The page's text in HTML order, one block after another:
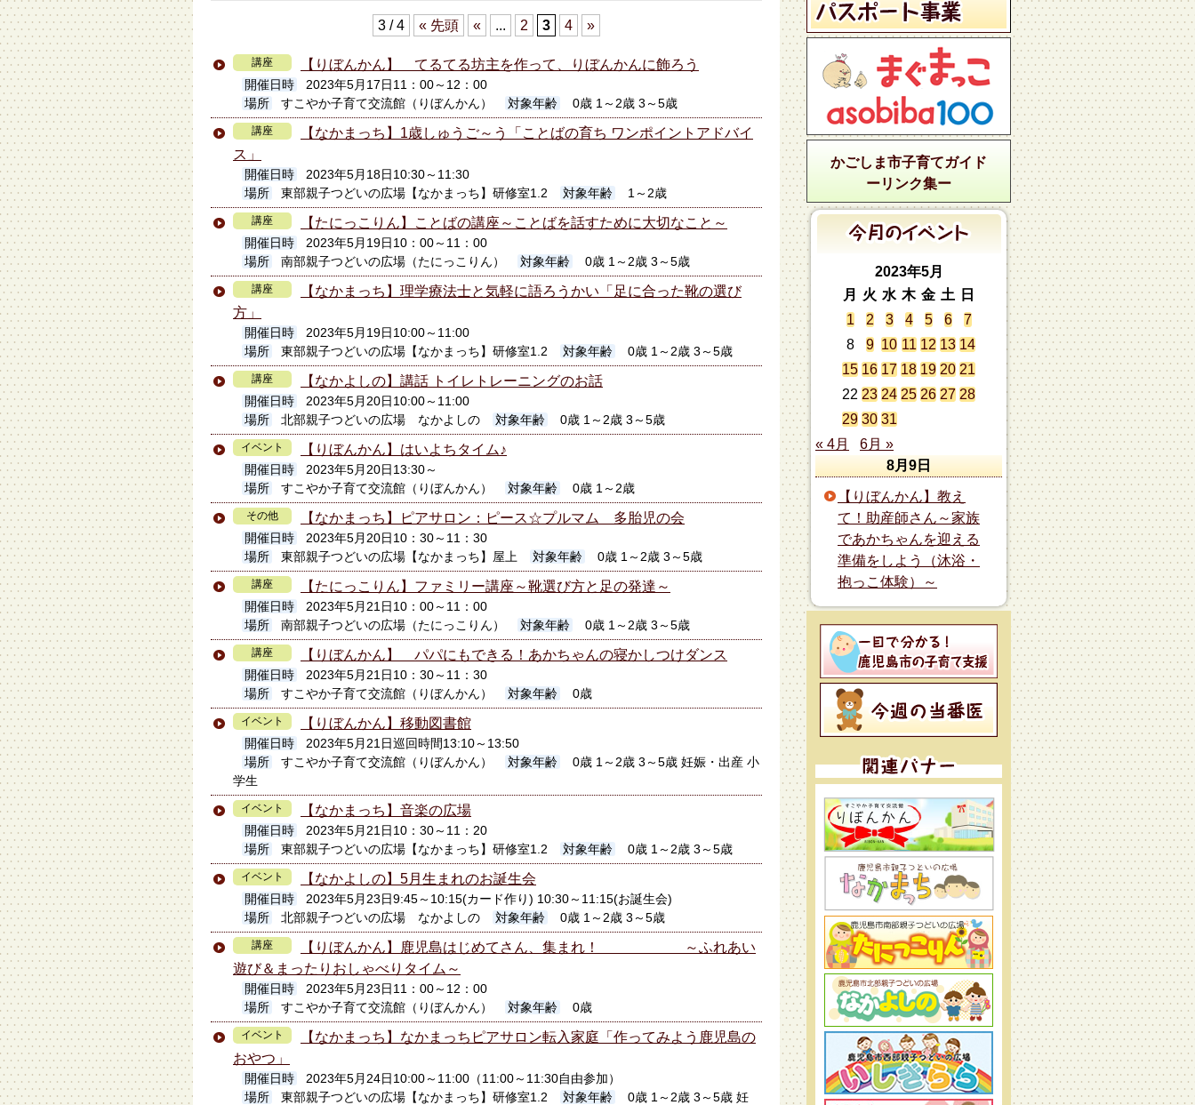
3 / 4 « 先頭 « ... 2 3 4 »
講座 【りぼんかん】 てるてる坊主を作って、りぼんかんに飾ろう
開催日時
2023年5月17日11：00～12：00
場所
すこやか子育て交流館（りぼんかん） 対象年齢 0歳 1～2歳 3～5歳
講座
【なかまっち】1歳しゅうご～う「ことばの育ち ワンポイントアドバイ
ス」
開催日時
2023年5月18日10:30～11:30
場所
東部親子つどいの広場【なかまっち】研修室1.2 対象年齢 1～2歳
講座 【たにっこりん】ことばの講座～ことばを話すために大切なこと～
開催日時
2023年5月19日10：00～11：00
場所
南部親子つどいの広場（たにっこりん） 対象年齢 0歳 1～2歳 3～5歳
講座
【なかまっち】理学療法士と気軽に語ろうかい「足に合った靴の選び
方」
開催日時
2023年5月19日10:00～11:00
場所
東部親子つどいの広場【なかまっち】研修室1.2 対象年齢 0歳 1～2歳 3～5歳
講座 【なかよしの】講話 トイレトレーニングのお話
開催日時
2023年5月20日10:00～11:00
場所
北部親子つどいの広場 なかよしの 対象年齢 0歳 1～2歳 3～5歳
イベント 【りぼんかん】はいよちタイム♪
開催日時
2023年5月20日13:30～
場所
すこやか子育て交流館（りぼんかん） 対象年齢 0歳 1～2歳
その他 【なかまっち】ピアサロン：ピース☆プルマム 多胎児の会
開催日時
2023年5月20日10：30～11：30
場所
東部親子つどいの広場【なかまっち】屋上 対象年齢 0歳 1～2歳 3～5歳
講座 【たにっこりん】ファミリー講座～靴選び方と足の発達～
開催日時
2023年5月21日10：00～11：00
場所
南部親子つどいの広場（たにっこりん） 対象年齢 0歳 1～2歳 3～5歳
講座 【りぼんかん】 パパにもできる！あかちゃんの寝かしつけダンス
開催日時
2023年5月21日10：30～11：30
場所
すこやか子育て交流館（りぼんかん） 対象年齢 0歳
イベント 【りぼんかん】移動図書館
開催日時
2023年5月21日巡回時間13:10～13:50
場所
すこやか子育て交流館（りぼんかん） 対象年齢
0歳 1～2歳 3～5歳 妊娠・出産 小
学生
イベント 【なかまっち】音楽の広場
開催日時
2023年5月21日10：30～11：20
場所
東部親子つどいの広場【なかまっち】研修室1.2 対象年齢 0歳 1～2歳 3～5歳
イベント 【なかよしの】5月生まれのお誕生会
開催日時
2023年5月23日9:45～10:15(カード作り) 10:30～11:15(お誕生会)
場所
北部親子つどいの広場 なかよしの 対象年齢 0歳 1～2歳 3～5歳
講座
【りぼんかん】鹿児島はじめてさん、集まれ！ ～ふれあい
遊び＆まったりおしゃべりタイム～
開催日時
2023年5月23日11：00～12：00
場所
すこやか子育て交流館（りぼんかん） 対象年齢 0歳
イベント
【なかまっち】なかまっちピアサロン転入家庭「作ってみよう鹿児島の
おやつ」
開催日時
2023年5月24日10:00～11:00（11:00～11:30自由参加）
場所
東部親子つどいの広場【なかまっち】研修室1.2 対象年齢
0歳 1～2歳 3～5歳 妊
かごしま市子育てガイド
ーリンク集ー
2023年5月
月
火 水 木 金 土
日
1
2 3 4 5 6
7
8
9 10 11 12 13 14
15 16 17 18 19 20 21
22 23 24 25 26 27 28
29 30 31
« 4月
6月 »
8月9日
【りぼんかん】教え
て！助産師さん～家族
であかちゃんを迎える
準備をしよう（沐浴・
抱っこ体験）～